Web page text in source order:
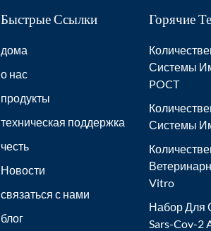
Быстрые Ссылки
дома
о нас
продукты
техническая поддержка
честь
Новости
связаться с нами
блог
Горячие
Системы
POCT
Системы
Vitro
Набор Для
Sars-Cov-2